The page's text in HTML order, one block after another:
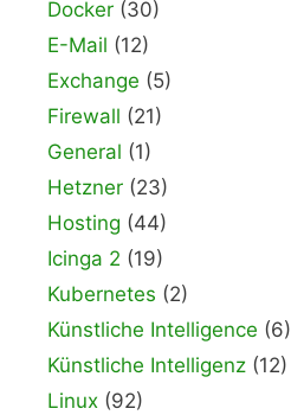
Docker (30)
E-Mail (12)
Exchange (5)
Firewall (21)
General (1)
Hetzner (23)
Hosting (44)
Icinga 2 (19)
Kubernetes (2)
Künstliche Intelligence (6)
Künstliche Intelligenz (12)
Linux (92)